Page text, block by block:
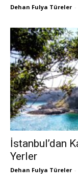
Dehan Fulya Türeler -
İstanbul’dan
Yerler
Dehan Fulya Türeler -